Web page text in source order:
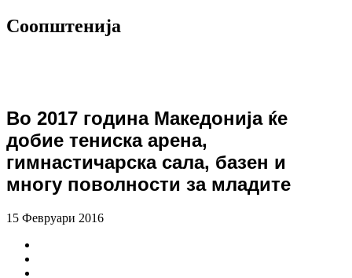
Соопштенија
Во 2017 година Македонија ќе
добие тениска арена,
гимнастичарска сала, базен и
многу поволности за младите
15 Февруари 2016